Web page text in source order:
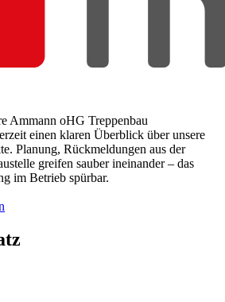
Ammann oHG Treppenbau
einen klaren Überblick über unsere
Planung, Rückmeldungen aus der
greifen sauber ineinander – das
im Betrieb spürbar.